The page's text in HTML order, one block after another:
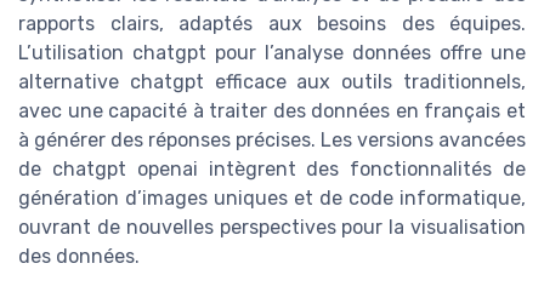
rapports clairs, adaptés aux besoins des équipes.
L’utilisation chatgpt pour l’analyse données offre une
alternative chatgpt efficace aux outils traditionnels,
avec une capacité à traiter des données en français et
à générer des réponses précises. Les versions avancées
de chatgpt openai intègrent des fonctionnalités de
génération d’images uniques et de code informatique,
ouvrant de nouvelles perspectives pour la visualisation
des données.